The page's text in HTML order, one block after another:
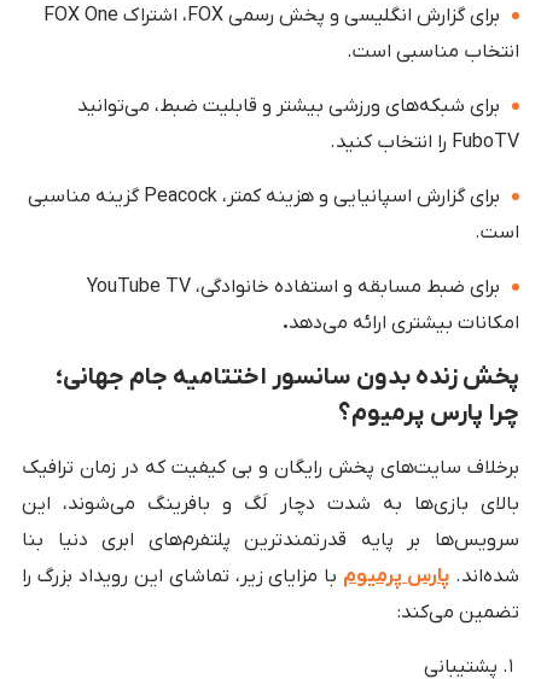
برای گزارش انگلیسی و پخش رسمی FOX، اشتراک FOX One
انتخاب مناسبی است.
برای شبکه‌های ورزشی بیشتر و قابلیت ضبط، می‌توانید
FuboTV را انتخاب کنید.
برای گزارش اسپانیایی و هزینه کمتر، Peacock گزینه مناسبی
است.
برای ضبط مسابقه و استفاده خانوادگی، YouTube TV
امکانات بیشتری ارائه می‌دهد.
پخش زنده بدون سانسور اختتامیه جام جهانی؛
چرا پارس پرمیوم؟
برخلاف سایت‌های پخش رایگان و بی کیفیت که در زمان ترافیک
بالای بازی‌ها به شدت دچار لَگ و بافرینگ می‌شوند، این
سرویس‌ها بر پایه قدرتمندترین پلتفرم‌های ابری دنیا بنا
شده‌اند. پارس پرمیوم با مزایای زیر، تماشای این رویداد بزرگ را
تضمین می‌کند:
پشتیبانی